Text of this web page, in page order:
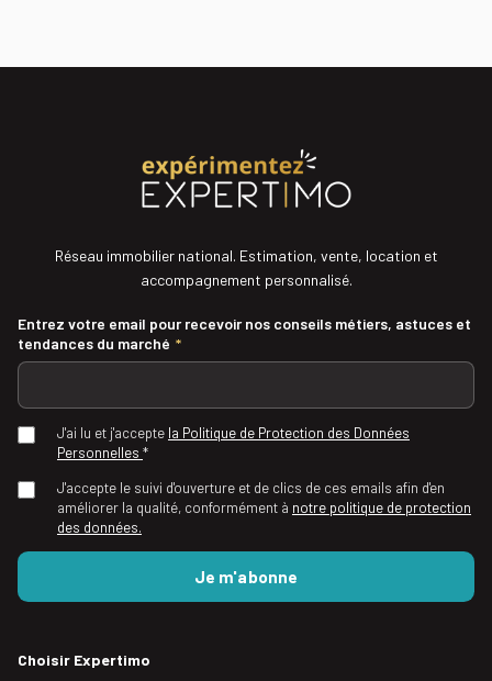
Réseau immobilier national. Estimation, vente, location et
accompagnement personnalisé.
Entrez votre email pour recevoir nos conseils métiers, astuces et
tendances du marché *
J'ai lu et j'accepte la Politique de Protection des Données
Personnelles *
J'accepte le suivi d'ouverture et de clics de ces emails afin d'en
améliorer la qualité, conformément à notre politique de protection
des données.
Choisir Expertimo